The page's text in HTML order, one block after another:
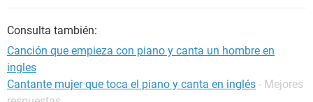
Consulta también:
Canción que empieza con piano y canta un hombre en
ingles
Cantante mujer que toca el piano y canta en inglés - Mejores